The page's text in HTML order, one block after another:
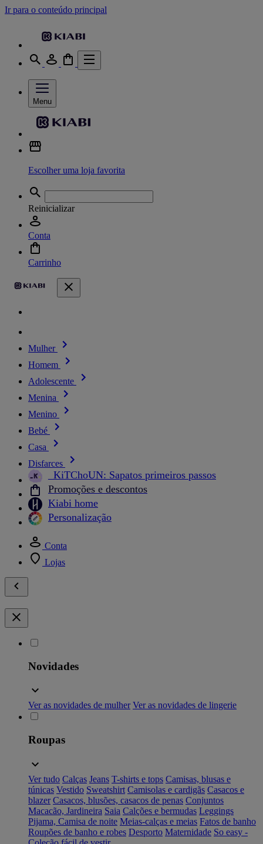
Ir para o conteúdo principal
Menu
Escolher uma loja favorita
Reinicializar
Conta
Carrinho
Mulher
Homem
Adolescente
Menina
Menino
Bebé
Casa
Disfarces
_KiTChoUN: Sapatos primeiros passos
Promoções e descontos
Kiabi home
Personalização
Conta
Lojas
Novidades
Ver as novidades de mulher Ver as novidades de lingerie
Roupas
Ver tudo Calças Jeans T-shirts e tops Camisas, blusas e
túnicas Vestido Sweatshirt Camisolas e cardigãs Casacos e
blazer Casacos, blusões, casacos de penas Conjuntos
Macacão, Jardineira Saia Calções e bermudas Leggings
Pijama, Camisa de noite Meias-calças e meias Fatos de banho
Roupões de banho e robes Desporto Maternidade So easy -